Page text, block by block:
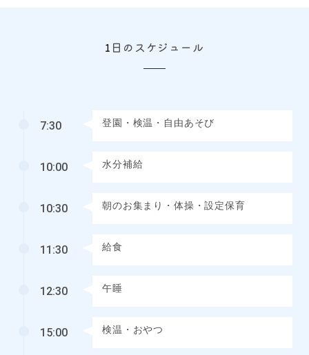
1 日のスケジュール
7:30 登園・検温・自由あそび
10:00 水分補給
10:30 朝のお集まり・体操・設定保育
11:30 給食
12:30 午睡
15:00 検温・おやつ